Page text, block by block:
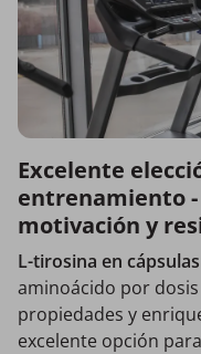
Excelente
entrenamiento
motivación y
L-tirosina en cápsulas
aminoácido por
propiedades y
excelente opción